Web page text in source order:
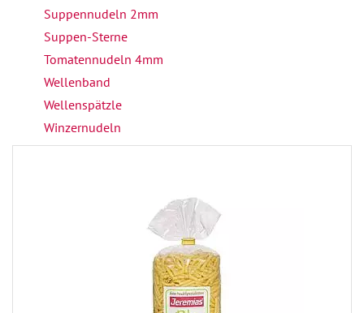
Suppennudeln 2mm
Suppen-Sterne
Tomatennudeln 4mm
Wellenband
Wellenspätzle
Winzernudeln